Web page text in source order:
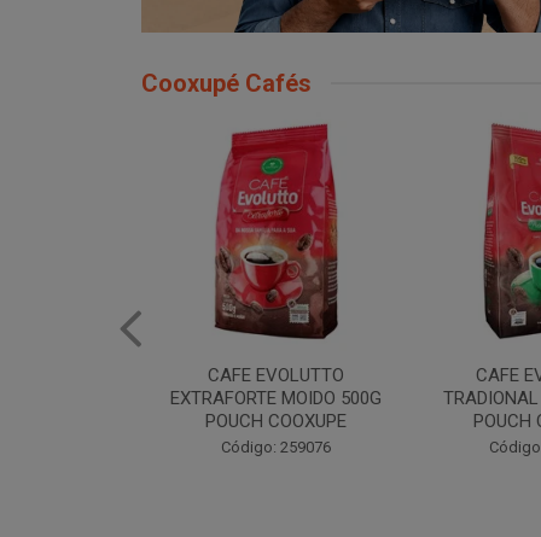
Cooxupé Cafés
CAFE EVOLUTTO
TRADIONAL MOIDO 500G
POUCH COOXUPE
Código: 259077
CAFE
MOIDO